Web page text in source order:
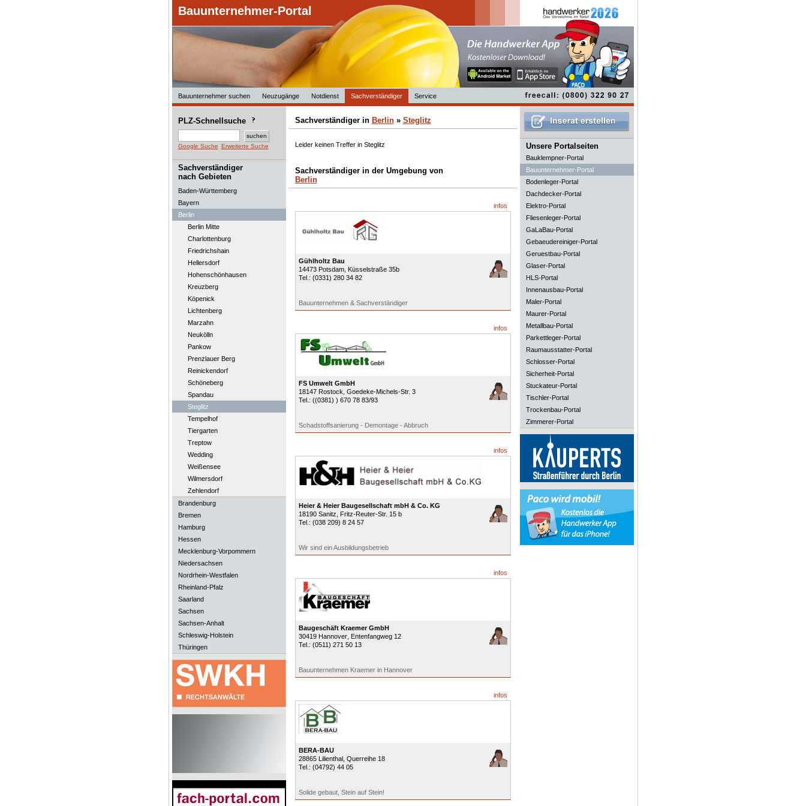
Bauunternehmer-Portal
Bauunternehmer suchen Neuzugänge Notdienst Sachverständiger Service
PLZ-Schnellsuche
Google Suche Erweiterte Suche
Sachverständiger
nach Gebieten
Baden-Württemberg
Bayern
Berlin
Berlin Mitte
Charlottenburg
Friedrichshain
Hellersdorf
Hohenschönhausen
Kreuzberg
Köpenick
Lichtenberg
Marzahn
Neukölln
Pankow
Prenzlauer Berg
Reinickendorf
Schöneberg
Spandau
Steglitz
Tempelhof
Tiergarten
Treptow
Wedding
Weißensee
Wilmersdorf
Zehlendorf
Brandenburg
Bremen
Hamburg
Hessen
Mecklenburg-Vorpommern
Niedersachsen
Nordrhein-Westfalen
Rheinland-Pfalz
Saarland
Sachsen
Sachsen-Anhalt
Schleswig-Holstein
Thüringen
Sachverständiger in Berlin» Steglitz
Leider keinen Treffer in Steglitz
Sachverständiger in der Umgebung von
Berlin
infos
Gühlholtz Bau
14473 Potsdam, Küsselstraße 35b
Tel.: (0331) 280 34 82
Bauunternehmen & Sachverständiger
infos
FS Umwelt GmbH
18147 Rostock , Goedeke-Michels-Str. 3
Tel.: ((0381) ) 670 78 83/93
Schadstoffsanierung - Demontage - Abbruch
infos
Heier & Heier Baugesellschaft mbH & Co. KG
18190 Sanitz , Fritz-Reuter-Str. 15 b
Tel.: (038 209) 8 24 57
Wir sind ein Ausbildungsbetrieb
infos
Baugeschäft Kraemer GmbH
30419 Hannover, Entenfangweg 12
Tel.: (0511) 271 50 13
Bauunternehmen Kraemer in Hannover
infos
BERA-BAU
28865 Lilienthal, Querreihe 18
Tel.: (04792) 44 05
Solide gebaut, Stein auf Stein!
Unsere Portalseiten
Bauklempner-Portal
Bauunternehmer-Portal
Bodenleger-Portal
Dachdecker-Portal
Elektro-Portal
Fliesenleger-Portal
GaLaBau-Portal
Gebaeudereiniger-Portal
Geruestbau-Portal
Glaser-Portal
HLS-Portal
Innenausbau-Portal
Maler-Portal
Maurer-Portal
Metallbau-Portal
Parkettleger-Portal
Raumausstatter-Portal
Schlosser-Portal
Sicherheit-Portal
Stuckateur-Portal
Tischler-Portal
Trockenbau-Portal
Zimmerer-Portal